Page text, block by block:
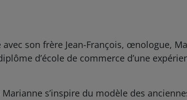
son frère Jean-François, œnologue,
d’école de commerce d’une
s’inspire du modèle des